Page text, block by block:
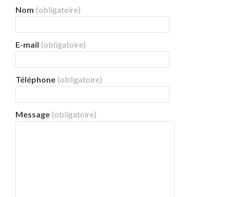
Nom (obligatoire)
E-mail (obligatoire)
Téléphone (obligatoire)
Message (obligatoire)